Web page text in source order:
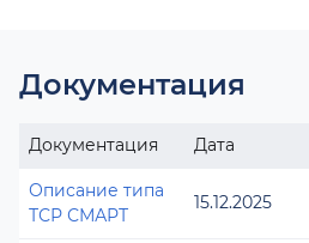
Документация
Документация Дата
Описание типа
ТСР СМАРТ
15.12.2025